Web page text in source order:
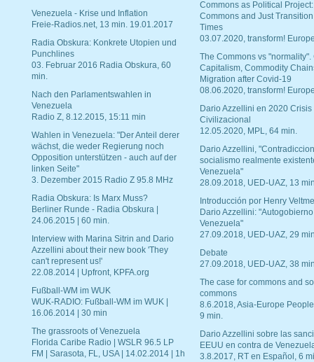
Venezuela - Krise und Inflation
Freie-Radios.net, 13 min. 19.01.2017
Radia Obskura: Konkrete Utopien und
Punchlines
03. Februar 2016 Radia Obskura, 60
min.
Nach den Parlamentswahlen in
Venezuela
Radio Z, 8.12.2015, 15:11 min
Wahlen in Venezuela: "Der Anteil derer
wächst, die weder Regierung noch
Opposition unterstützen - auch auf der
linken Seite"
3. Dezember 2015 Radio Z 95.8 MHz
Radia Obskura: Is Marx Muss?
Berliner Runde - Radia Obskura |
24.06.2015 | 60 min.
Interview with Marina Sitrin and Dario
Azzellini about their new book 'They
can't represent us!'
22.08.2014 | Upfront, KPFA.org
Fußball-WM im WUK
WUK-RADIO: Fußball-WM im WUK |
16.06.2014 | 30 min
The grassroots of Venezuela
Florida Caribe Radio | WSLR 96.5 LP
FM | Sarasota, FL, USA | 14.02.2014 | 1h
Commons as Political Project:
Commons and Just
Times
03.07.2020, transform!
The Commons vs "normality".
Capitalism, Commodity
Migration after Covid-19
08.06.2020, transform!
Dario Azzellini en 2020 Crisis
Civilizacional
12.05.2020, MPL, 64 min.
Dario Azzellini,
socialismo realmente
Venezuela"
28.09.2018, UED-UAZ, 13
Introducción por Henry
Dario Azzellini:
Venezuela"
27.09.2018, UED-UAZ, 29
Debate
27.09.2018, UED-UAZ, 38
The case for commons and
commons
8.6.2018, Asia-Europe
9 min.
Dario Azzellini sobre las
EEUU en contra de
3.8.2017, RT en Español, 6